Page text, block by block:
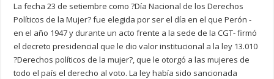
La fecha 23 de setiembre como ?Día Nacional de los Derechos
Políticos de la Mujer? fue elegida por ser el día en el que Perón -
en el año 1947 y durante un acto frente a la sede de la CGT- firmó
el decreto presidencial que le dio valor institucional a la ley 13.010
?Derechos políticos de la mujer?, que le otorgó a las mujeres de
todo el país el derecho al voto. La ley había sido sancionada